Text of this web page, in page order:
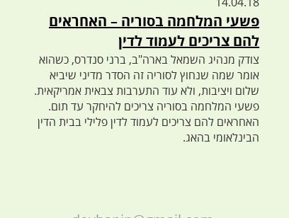
פשעי המלחמה בסוריה – האחראים
להם צריכים לעמוד לדין
צודק מנהיג השמאל בארה"ב, ברני סנדרס, כשהוא
אומר שמה שנחוץ לסוריה זה הסדר מדיני שיביא
שלום ויציבות, ולא עוד התערבות צבאית אמריקאית.
פשעי המלחמה בסוריה צריכים להיחקר עד תום.
האחראים להם צריכים לעמוד לדין פלילי בבית הדין
הבינלאומי בהאג.